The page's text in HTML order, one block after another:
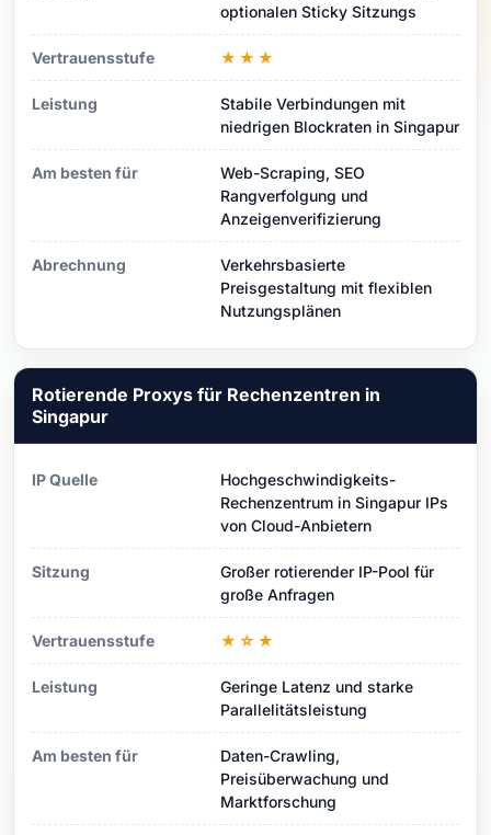
optionalen Sticky Sitzungs
Vertrauensstufe ★★★
Leistung
Stabile Verbindungen mit
niedrigen Blockraten in Singapur
Am besten für
Web-Scraping, SEO
Rangverfolgung und
Anzeigenverifizierung
Abrechnung
Verkehrsbasierte
Preisgestaltung mit flexiblen
Nutzungsplänen
Rotierende Proxys für Rechenzentren in
Singapur
IP Quelle
Hochgeschwindigkeits-
Rechenzentrum in Singapur IPs
von Cloud-Anbietern
Sitzung
Großer rotierender IP-Pool für
große Anfragen
Vertrauensstufe ★☆★
Leistung
Geringe Latenz und starke
Parallelitätsleistung
Am besten für
Daten-Crawling,
Preisüberwachung und
Marktforschung